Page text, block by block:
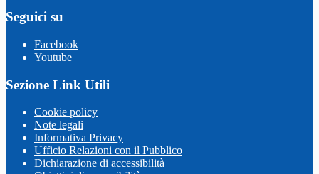
Seguici su
Facebook
Youtube
Sezione Link Utili
Cookie policy
Note legali
Informativa Privacy
Ufficio Relazioni con il Pubblico
Dichiarazione di accessibilità